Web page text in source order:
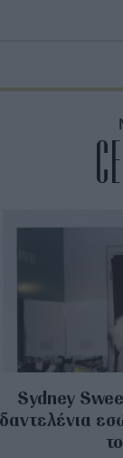
Sydney
δαντελένια